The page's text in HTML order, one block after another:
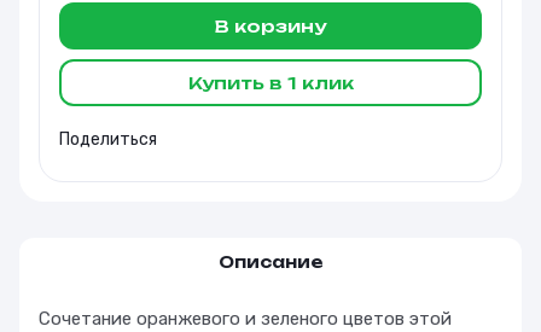
В корзину
Купить в 1 клик
Поделиться
Описание
Сочетание оранжевого и зеленого цветов этой